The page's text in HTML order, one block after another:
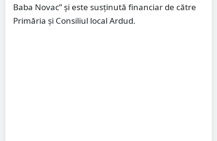
Baba Novac” și este susținută financiar de către
Primăria și Consiliul local Ardud.